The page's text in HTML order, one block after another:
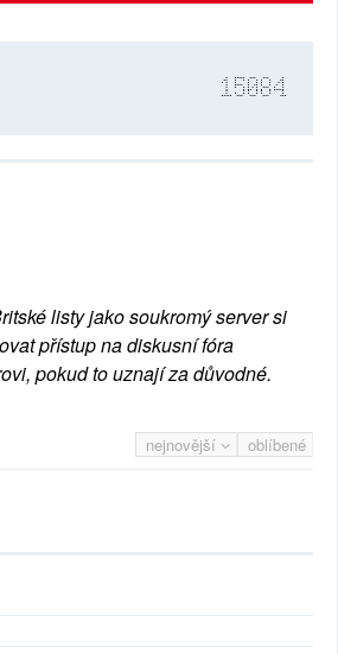
15084
listy jako soukromý server si
přístup na diskusní fóra
pokud to uznají za důvodné.
nejnovější oblíbené